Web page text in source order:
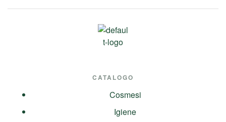
CATALOGO
Cosmesi
Igiene